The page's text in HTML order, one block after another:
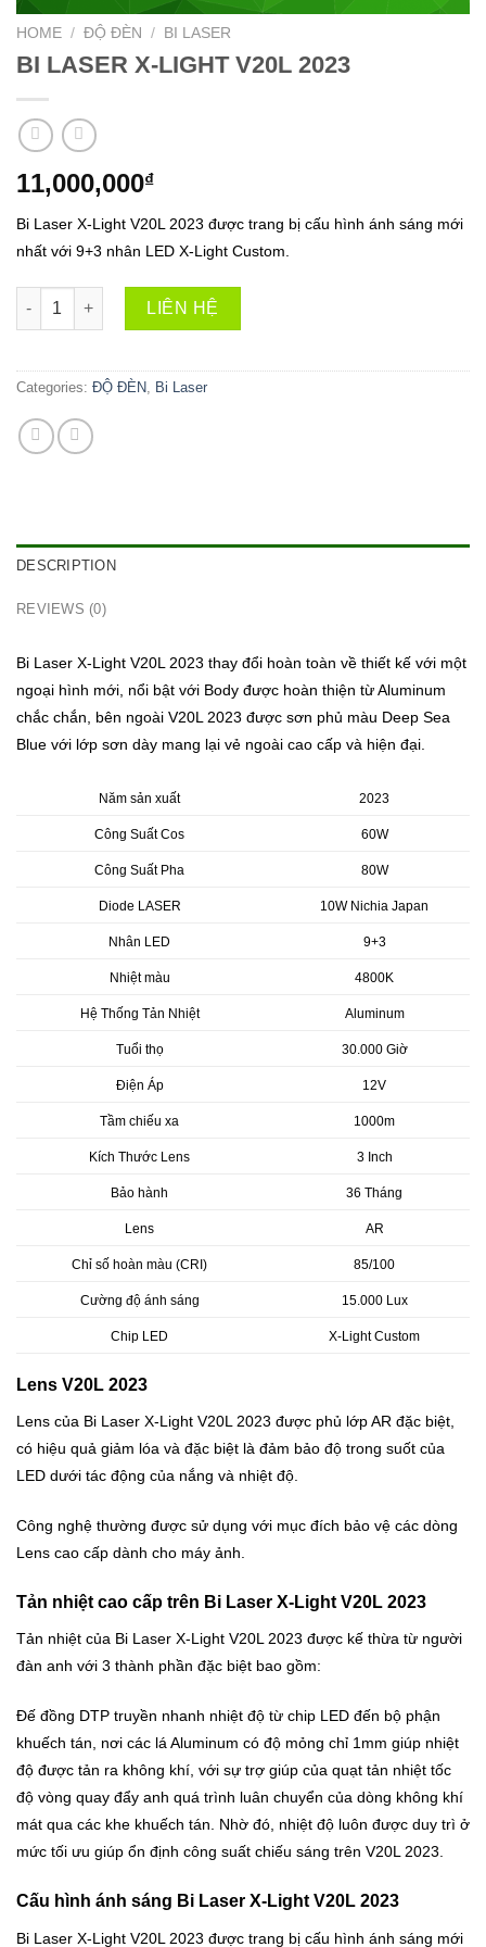
HOME / ĐỘ ĐÈN / BI LASER
BI LASER X-LIGHT V20L 2023
11,000,000₫
Bi Laser X-Light V20L 2023 được trang bị cấu hình ánh sáng mới
nhất với 9+3 nhân LED X-Light Custom.
BI LASER X-LIGHT V20L 2023 quantity
LIÊN HỆ
Categories: ĐỘ ĐÈN Bi Laser
DESCRIPTION
REVIEWS (0)
Bi Laser X-Light V20L 2023 thay đổi hoàn toàn về thiết kế với một
ngoại hình mới, nổi bật với Body được hoàn thiện từ Aluminum
chắc chắn, bên ngoài V20L 2023 được sơn phủ màu Deep Sea
Blue với lớp sơn dày mang lại vẻ ngoài cao cấp và hiện đại.
Năm sản xuất 2023
Công Suất Cos 60W
Công Suất Pha 80W
Diode LASER 10W Nichia Japan
Nhân LED 9+3
Nhiệt màu 4800K
Hệ Thống Tản Nhiệt Aluminum
Tuổi thọ 30.000 Giờ
Điện Áp 12V
Tầm chiếu xa 1000m
Kích Thước Lens 3 Inch
Bảo hành 36 Tháng
Lens AR
Chỉ số hoàn màu (CRI) 85/100
Cường độ ánh sáng 15.000 Lux
Chip LED X-Light Custom
Lens V20L 2023
Lens của Bi Laser X-Light V20L 2023 được phủ lớp AR đặc biệt,
có hiệu quả giảm lóa và đặc biệt là đảm bảo độ trong suốt của
LED dưới tác động của nắng và nhiệt độ.
Công nghệ thường được sử dụng với mục đích bảo vệ các dòng
Lens cao cấp dành cho máy ảnh.
Tản nhiệt cao cấp trên Bi Laser X-Light V20L 2023
Tản nhiệt của Bi Laser X-Light V20L 2023 được kế thừa từ người
đàn anh với 3 thành phần đặc biệt bao gồm:
Đế đồng DTP truyền nhanh nhiệt độ từ chip LED đến bộ phận
khuếch tán, nơi các lá Aluminum có độ mỏng chỉ 1mm giúp nhiệt
độ được tản ra không khí, với sự trợ giúp của quạt tản nhiệt tốc
độ vòng quay đẩy anh quá trình luân chuyển của dòng không khí
mát qua các khe khuếch tán. Nhờ đó, nhiệt độ luôn được duy trì ở
mức tối ưu giúp ổn định công suất chiếu sáng trên V20L 2023.
Cấu hình ánh sáng Bi Laser X-Light V20L 2023
Bi Laser X-Light V20L 2023 được trang bị cấu hình ánh sáng mới